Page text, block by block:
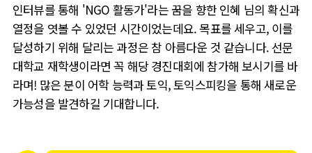
인터뷰를 통해 'NGO 활동가'라는 꿈을 향한 인혜 님의 확신과
열정을 엿볼 수 있었던 시간이었는데요. 목표를 세우고, 이를
달성하기 위해 달리는 과정은 참 아름다운 것 같습니다. 선문
대학교 재학생이라면 꼭 해당 경진대회에 참가해 보시기를 바
라며! 많은 분이 어학 능력과 토익, 토익스피킹을 통해 새로운
가능성을 발견하길 기대합니다.